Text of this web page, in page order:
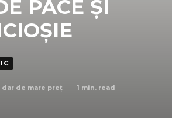
PACE ȘI
dar de mare preț 1 min. read